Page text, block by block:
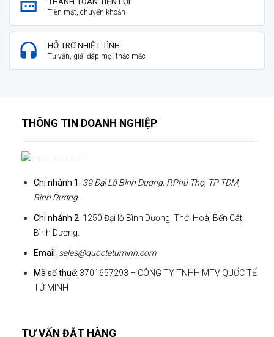
Tiền mặt, chuyển khoản
HỖ TRỢ NHIỆT TÌNH
Tư vấn, giải đáp mọi thắc mắc
THÔNG TIN DOANH NGHIỆP
Chi nhánh 1: 39 Đại Lộ Bình Dương, P.Phú Thọ, TP TDM,
Bình Dương.
Chi nhánh 2: 1250 Đại lộ Bình Dương, Thới Hoà, Bến Cát,
Bình Dương.
Email: sales@quoctetuminh.com
Mã số thuế: 3701657293 – CÔNG TY TNHH MTV QUỐC TẾ
TỨ MINH
TƯ VẤN ĐẶT HÀNG